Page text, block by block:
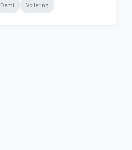
Demi Vollering